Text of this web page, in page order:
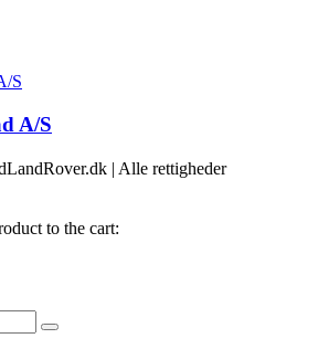
A/S
| Alle rettigheder
to the cart: